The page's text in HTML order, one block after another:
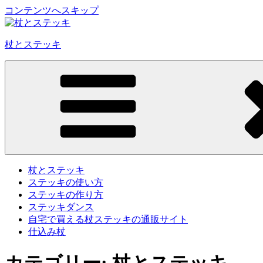
コンテンツへスキップ
杖とステッキ
杖とステッキ
ステッキの使い方
ステッキの作り方
ステッキダンス
自宅で買える杖ステッキの通販サイト
仕込み杖